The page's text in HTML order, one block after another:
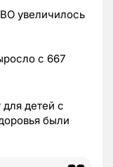
увеличилось
с 667
детей с
были